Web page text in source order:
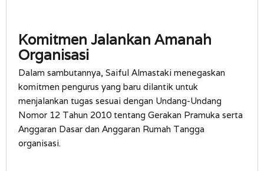
Komitmen Jalankan Amanah
Organisasi
Dalam sambutannya, Saiful Almastaki menegaskan
komitmen pengurus yang baru dilantik untuk
menjalankan tugas sesuai dengan Undang-Undang
Nomor 12 Tahun 2010 tentang Gerakan Pramuka serta
Anggaran Dasar dan Anggaran Rumah Tangga
organisasi.